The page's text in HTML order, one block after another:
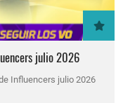
julio 2026
Influencers julio 2026